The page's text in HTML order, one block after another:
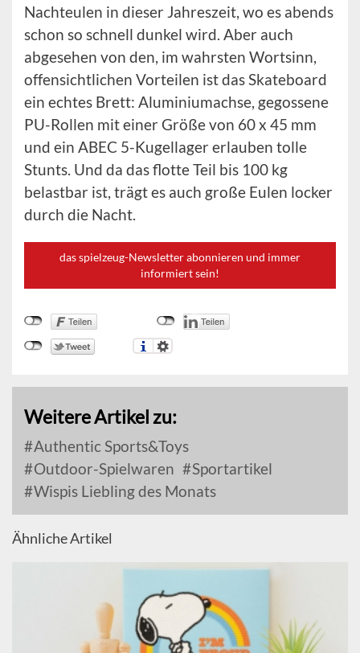
Nachteulen in dieser Jahreszeit, wo es abends
schon so schnell dunkel wird. Aber auch
abgesehen von den, im wahrsten Wortsinn,
offensichtlichen Vorteilen ist das Skateboard
ein echtes Brett: Aluminiumachse, gegossene
PU-Rollen mit einer Größe von 60 x 45 mm
und ein ABEC 5-Kugellager erlauben tolle
Stunts. Und da das flotte Teil bis 100 kg
belastbar ist, trägt es auch große Eulen locker
durch die Nacht.
das spielzeug-Newsletter abonnieren und immer
informiert sein!
Weitere Artikel zu:
Authentic Sports&Toys
Outdoor-Spielwaren
Sportartikel
Wispis Liebling des Monats
Ähnliche Artikel